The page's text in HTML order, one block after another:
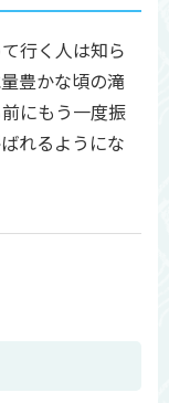
行く人は知ら
豊かな頃の滝
にもう一度振
れるようにな